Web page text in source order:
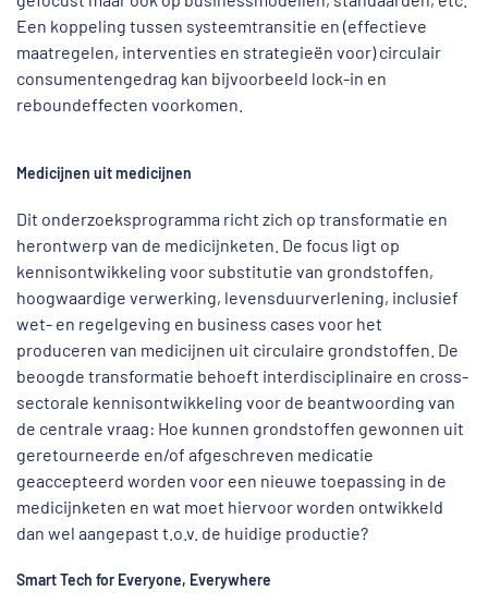
Een koppeling tussen systeemtransitie en (effectieve
maatregelen, interventies en strategieën voor) circulair
consumentengedrag kan bijvoorbeeld lock-in en
reboundeffecten voorkomen.
Medicijnen uit medicijnen
Dit onderzoeksprogramma richt zich op transformatie en
herontwerp van de medicijnketen. De focus ligt op
kennisontwikkeling voor substitutie van grondstoffen,
hoogwaardige verwerking, levensduurverlening, inclusief
wet- en regelgeving en business cases voor het
produceren van medicijnen uit circulaire grondstoffen. De
beoogde transformatie behoeft interdisciplinaire en cross-
sectorale kennisontwikkeling voor de beantwoording van
de centrale vraag: Hoe kunnen grondstoffen gewonnen uit
geretourneerde en/of afgeschreven medicatie
geaccepteerd worden voor een nieuwe toepassing in de
medicijnketen en wat moet hiervoor worden ontwikkeld
dan wel aangepast t.o.v. de huidige productie?
Smart Tech for Everyone, Everywhere